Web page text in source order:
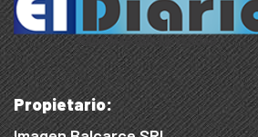
Propietario: